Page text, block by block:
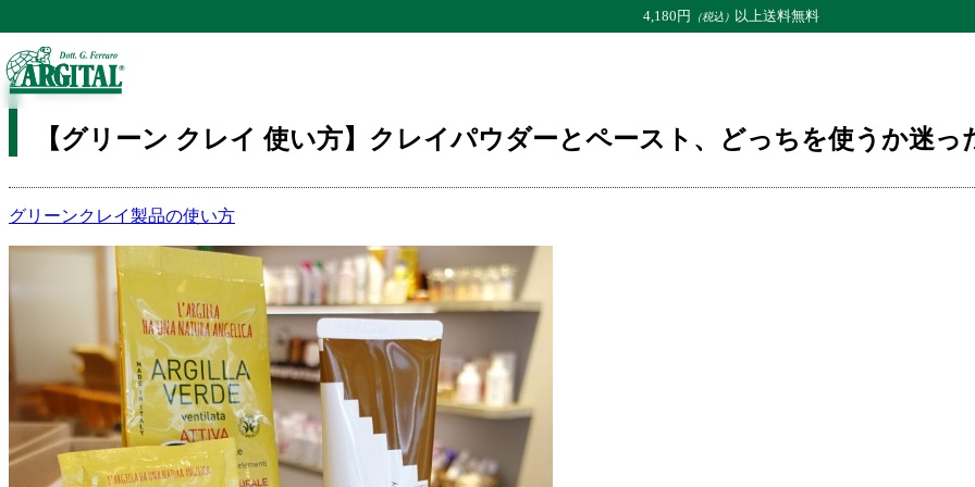
4,180円 （税込） 以上送料無料
【グリーン クレイ 使い方】クレイパウダーとペースト、どっちを使うか迷ったら？
2022.04.14
【グリーン クレイ 使い方】クレイパウダーとペースト、どっちを使うか迷っ
グリーンクレイ製品の使い方